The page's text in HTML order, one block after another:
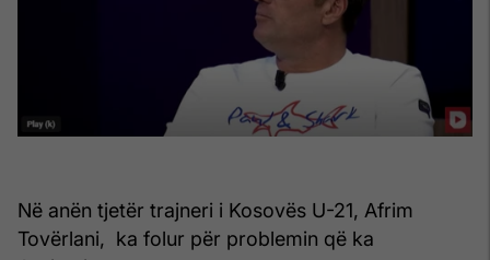
Në anën tjetër trajneri i Kosovës U-21, Afrim
Tovërlani, ka folur për problemin që ka